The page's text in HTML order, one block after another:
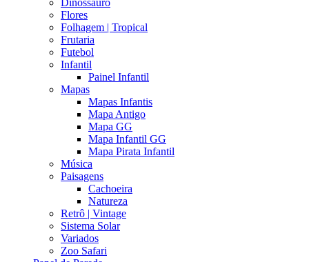
Dinossauro
Flores
Folhagem | Tropical
Frutaria
Futebol
Infantil
Painel Infantil
Mapas
Mapas Infantis
Mapa Antigo
Mapa GG
Mapa Infantil GG
Mapa Pirata Infantil
Música
Paisagens
Cachoeira
Natureza
Retrô | Vintage
Sistema Solar
Variados
Zoo Safari